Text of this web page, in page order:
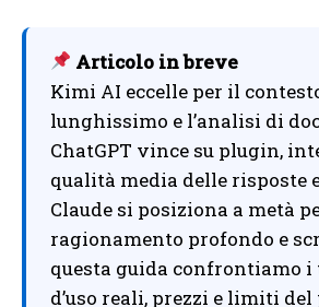
Articolo in breve
Kimi AI eccelle per il
lunghissimo e l’analisi di
ChatGPT vince su plugin,
qualità media delle risposte
Claude si posiziona a metà
ragionamento profondo e
questa guida confrontiamo i
d’uso reali, prezzi e limiti del